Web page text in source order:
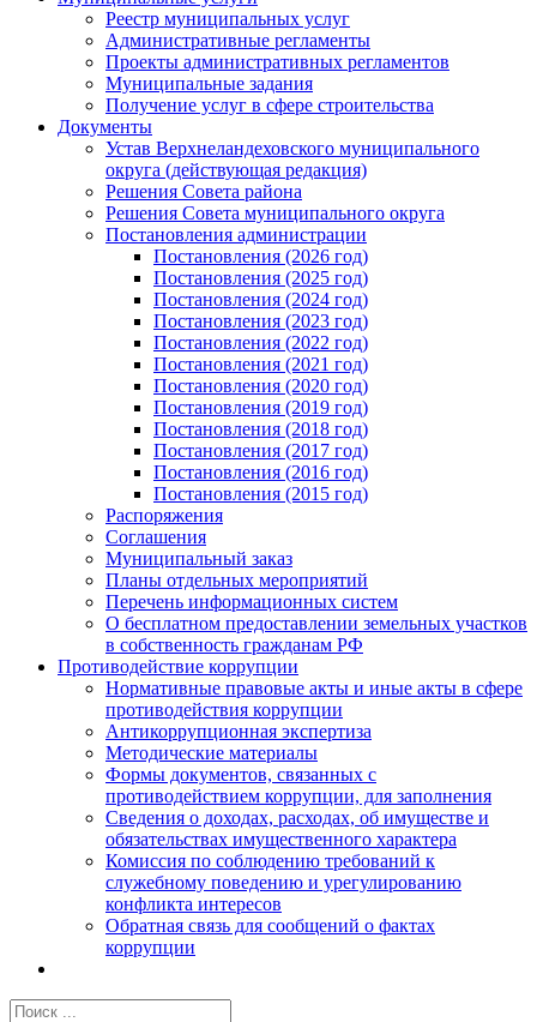
Реестр муниципальных услуг
Административные регламенты
Проекты административных регламентов
Муниципальные задания
Получение услуг в сфере строительства
Документы
Устав Верхнеландеховского муниципального
округа (действующая редакция)
Решения Совета района
Решения Совета муниципального округа
Постановления администрации
Постановления (2026 год)
Постановления (2025 год)
Постановления (2024 год)
Постановления (2023 год)
Постановления (2022 год)
Постановления (2021 год)
Постановления (2020 год)
Постановления (2019 год)
Постановления (2018 год)
Постановления (2017 год)
Постановления (2016 год)
Постановления (2015 год)
Распоряжения
Соглашения
Муниципальный заказ
Планы отдельных мероприятий
Перечень информационных систем
О бесплатном предоставлении земельных участков
в собственность гражданам РФ
Противодействие коррупции
Нормативные правовые акты и иные акты в сфере
противодействия коррупции
Антикоррупционная экспертиза
Методические материалы
Формы документов, связанных с
противодействием коррупции, для заполнения
Сведения о доходах, расходах, об имуществе и
обязательствах имущественного характера
Комиссия по соблюдению требований к
служебному поведению и урегулированию
конфликта интересов
Обратная связь для сообщений о фактах
коррупции
Результат